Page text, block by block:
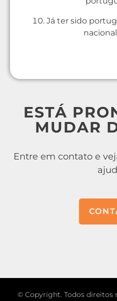
Já ter sido
ESTÁ
MUDAR
Entre em contato e
© Copyright. Todos direitos